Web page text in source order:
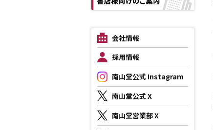
会社情報
採用情報
南山堂公式 Instagram
南山堂公式 X
南山堂営業部 X